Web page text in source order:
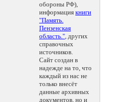
обороны РФ),
информация книги
"Память.
Пензенская
область.", других
справочных
источников.
Сайт создан в
надежде на то, что
каждый из нас не
только внесёт
данные архивных
документов, но и